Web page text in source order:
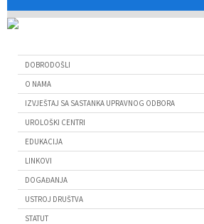
DOBRODOŠLI
O NAMA
IZVJEŠTAJ SA SASTANKA UPRAVNOG ODBORA
UROLOŠKI CENTRI
EDUKACIJA
LINKOVI
DOGAĐANJA
USTROJ DRUŠTVA
STATUT